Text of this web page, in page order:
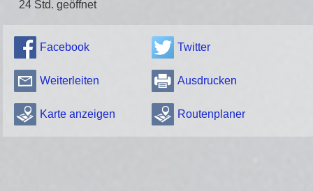
24 Std. geöffnet
Facebook Twitter
Weiterleiten Ausdrucken
Karte anzeigen Routenplaner